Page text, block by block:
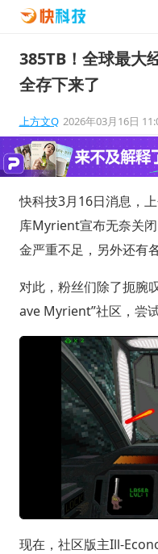
385TB！全球最大
全存下来了
上方文Q 2026年03月16日
快科技3月16日消息，
库Myrient宣布无奈关
金严重不足，另外还有
对此，粉丝们除了扼腕
ave Myrient”社区，尝试
现在，社区版主Ill-